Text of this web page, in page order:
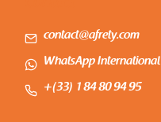
contact@afrety.com
WhatsApp International
+(33) 1 84 80 94 95